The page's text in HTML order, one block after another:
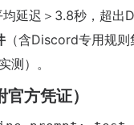
延迟＞3.8秒，超出
（含Discord专用规则
测）。
方凭证）